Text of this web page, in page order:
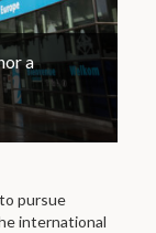
a
pursue
international